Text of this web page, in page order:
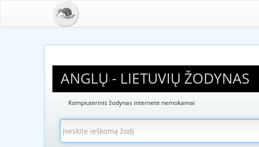
ANGLŲ - LIETUVIŲ ŽODYNAS
Kompiuterinis žodynas internete nemokamai